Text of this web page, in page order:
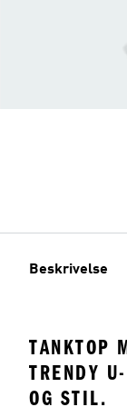
Beskrivelse
TANKTOP
TRENDY
OG STIL.